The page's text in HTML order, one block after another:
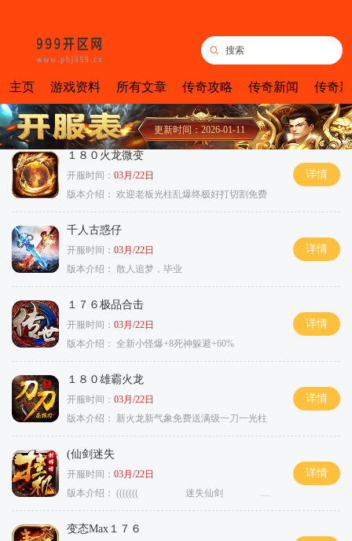
主页 游戏资料 所有文章 传奇攻略 传奇新闻 传奇
更新时间：2026-01-11
１８０火龙微变
开服时间： 03月/22日
版本介绍： 欢迎老板光柱乱爆终极好打切割免费
详情
千人古惑仔
开服时间： 03月/22日
版本介绍： 散人追梦，毕业
详情
１７６极品合击
开服时间： 03月/22日
版本介绍： 全新小怪爆+8死神躲避+60%
详情
１８０雄霸火龙
开服时间： 03月/22日
版本介绍：
新火龙新气象免费送满级一刀一光柱
详情
(仙剑迷失
开服时间： 03月/22日
版本介绍： ((((((( 迷失仙剑 )))))
详情
变态Max１７６